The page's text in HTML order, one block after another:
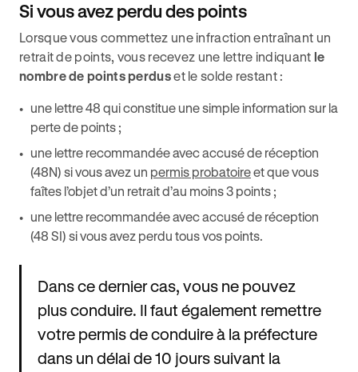
Si vous avez perdu des points
Lorsque vous commettez une infraction entraînant un
retrait de points, vous recevez une lettre indiquant le
nombre de points perduset le solde restant :
une lettre 48 qui constitue une simple information sur la
perte de points ;
une lettre recommandée avec accusé de réception
(48N) si vous avez un permis probatoireet que vous
faîtes l’objet d’un retrait d’au moins 3 points ;
une lettre recommandée avec accusé de réception
(48 SI) si vous avez perdu tous vos points.
Dans ce dernier cas, vous ne pouvez
plus conduire. Il faut également remettre
votre permis de conduire à la préfecture
dans un délai de 10 jours suivant la